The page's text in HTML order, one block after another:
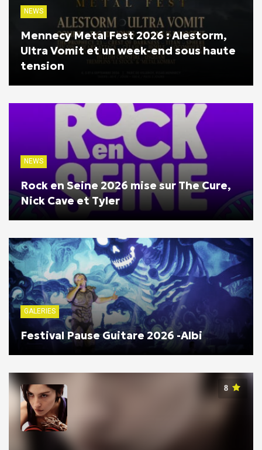
NEWS
Mennecy Metal Fest 2026 : Alestorm,
Ultra Vomit et un week-end sous haute
tension
NEWS
Rock en Seine 2026 mise sur The Cure,
Nick Cave et Tyler
GALERIES
Festival Pause Guitare 2026 -Albi
8